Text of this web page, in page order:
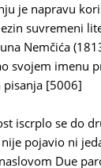
je napravu
suvremeni
Nemčića
svojem imenu
pisanja [5006]
iscrplo se do
pojavio ni
Due